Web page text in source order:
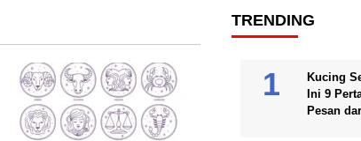
TRENDING
Kucing
Ini 9
Pesan